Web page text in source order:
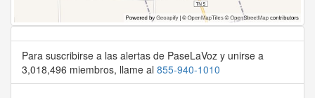
Para suscribirse a las alertas de PaseLaVoz y unirse a
3,018,496 miembros, llame al 855-940-1010